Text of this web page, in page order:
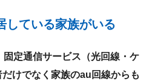
している家族がいる
固定通信サービス（光回線・ケ
けでなく家族のau回線からも